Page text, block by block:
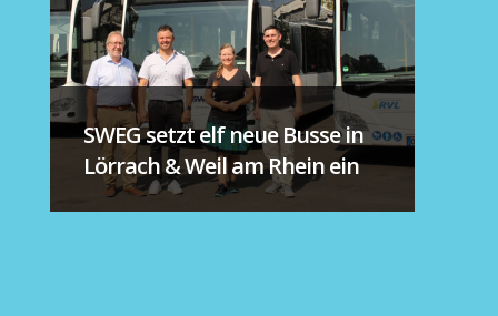
SWEG setzt elf neue Busse in
Lörrach & Weil am Rhein ein